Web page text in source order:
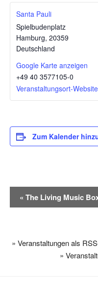
Santa Pauli
Spielbudenplatz
Hamburg, 20359
Deutschland
Google Karte anzeigen
+49 40 3577105-0
Veranstaltungsort-
Zum Kalender
e
n
« The Living Music
» Veranstaltungen als
»